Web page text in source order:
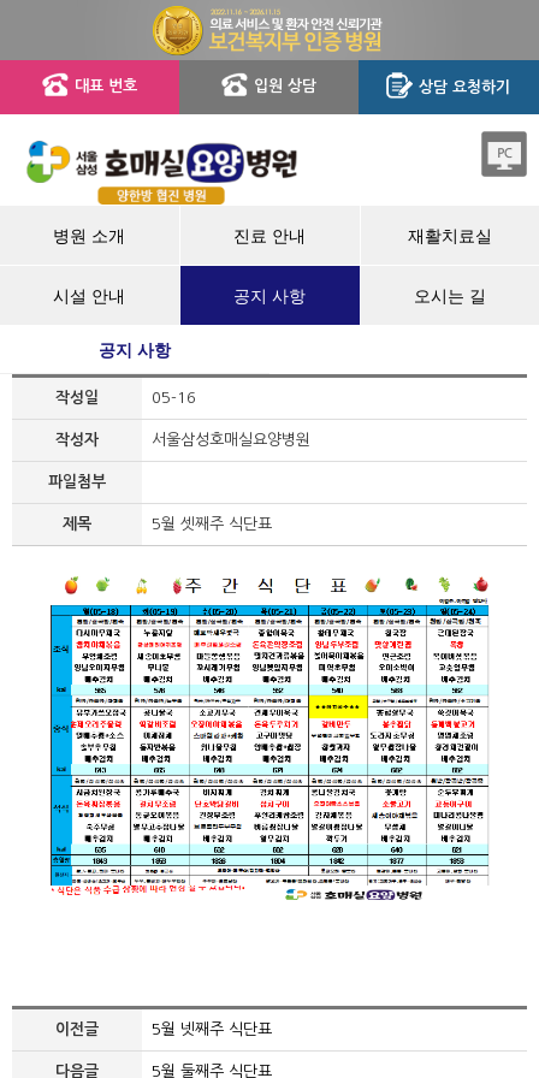
대표 번호 입원 상담 상담 요청하기
병원 소개 진료 안내 재활치료실
시설 안내 공지 사항 오시는 길
공지 사항
작성일 05-16
작성자 서울삼성호매실요양병원
파일첨부
제목 5월 셋째주 식단표
이전글 5월 넷째주 식단표
다음글 5월 둘째주 식단표